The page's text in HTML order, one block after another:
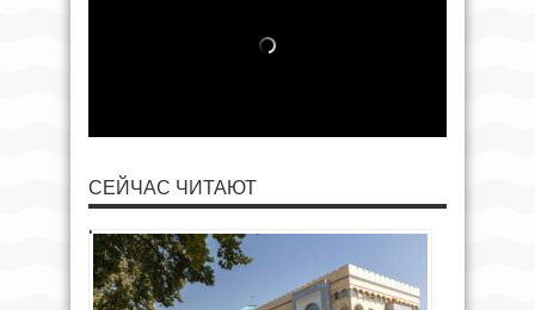
СЕЙЧАС ЧИТАЮТ